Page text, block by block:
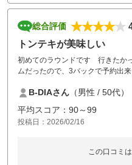
総合評価
トンテキが美味しい
初めてのラウンドです 行きたか
ムだったので、3バックで予約出
組が初心者で3時間近く掛かりま
組に注意してくれたのは良かっ
45・42：87出たので良かったで
味しかったです また行きます
B-DIAさん （男性 / 50代）
平均スコア：90～99
投稿日：2026/02/16
この口コミ